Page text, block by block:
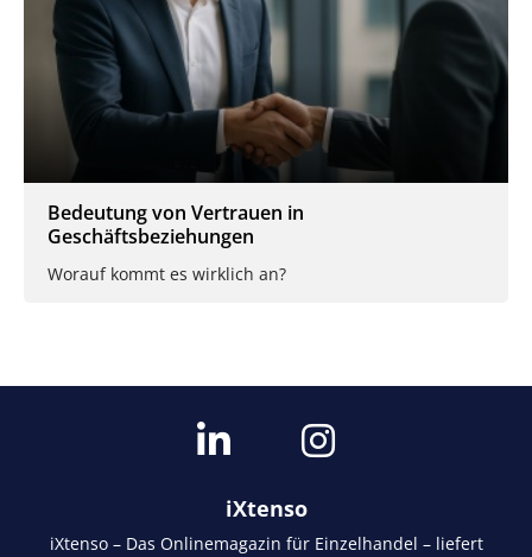
Bedeutung von Vertrauen in
Geschäftsbeziehungen
Worauf kommt es wirklich an?
iXtenso
iXtenso – Das Onlinemagazin für Einzelhandel – liefert